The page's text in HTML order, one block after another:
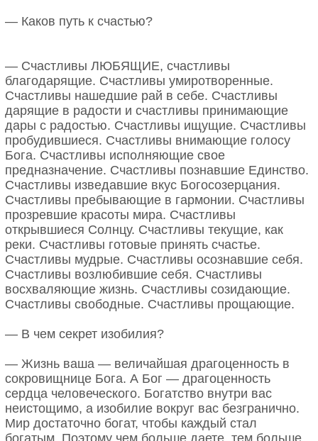
— Каков путь к счастью?
— Счастливы ЛЮБЯЩИЕ, счастливы
благодарящие. Счастливы умиротворенные.
Счастливы нашедшие рай в себе. Счастливы
дарящие в радости и счастливы принимающие
дары с радостью. Счастливы ищущие. Счастливы
пробудившиеся. Счастливы внимающие голосу
Бога. Счастливы исполняющие свое
предназначение. Счастливы познавшие Единство.
Счастливы изведавшие вкус Богосозерцания.
Счастливы пребывающие в гармонии. Счастливы
прозревшие красоты мира. Счастливы
открывшиеся Солнцу. Счастливы текущие, как
реки. Счастливы готовые принять счастье.
Счастливы мудрые. Счастливы осознавшие себя.
Счастливы возлюбившие себя. Счастливы
восхваляющие жизнь. Счастливы созидающие.
Счастливы свободные. Счастливы прощающие.
— В чем секрет изобилия?
— Жизнь ваша — величайшая драгоценность в
сокровищнице Бога. А Бог — драгоценность
сердца человеческого. Богатство внутри вас
неистощимо, а изобилие вокруг вас безгранично.
Мир достаточно богат, чтобы каждый стал